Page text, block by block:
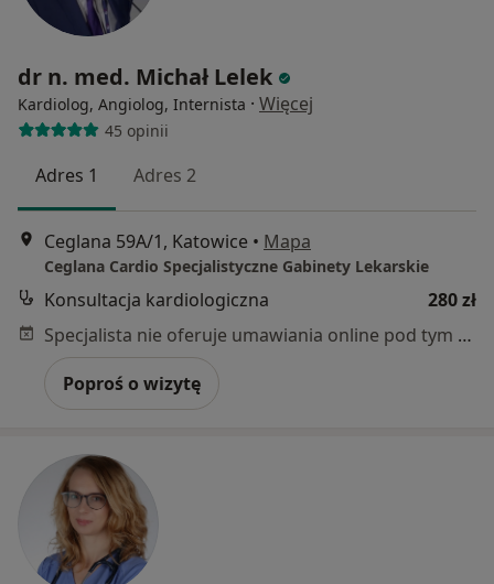
dr n. med. Michał Lelek
Kardiolog, Angiolog, Internista · Więcej
45 opinii
Adres 1 Adres 2
Ceglana 59A/1, Katowice • Mapa
Ceglana Cardio Specjalistyczne Gabinety Lekarskie
Konsultacja kardiologiczna
280 zł
Specjalista nie oferuje umawiania online pod tym adresem.
Poproś o wizytę